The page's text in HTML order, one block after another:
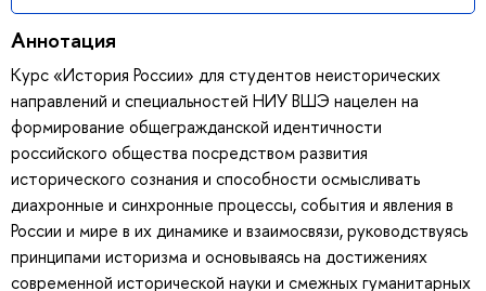
Аннотация
Курс «История России» для студентов неисторических
направлений и специальностей НИУ ВШЭ нацелен на
формирование общегражданской идентичности
российского общества посредством развития
исторического сознания и способности осмысливать
диахронные и синхронные процессы, события и явления в
России и мире в их динамике и взаимосвязи, руководствуясь
принципами историзма и основываясь на достижениях
современной исторической науки и смежных гуманитарных